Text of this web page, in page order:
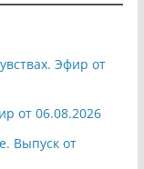
Эфир от
от 06.08.2026
Выпуск от